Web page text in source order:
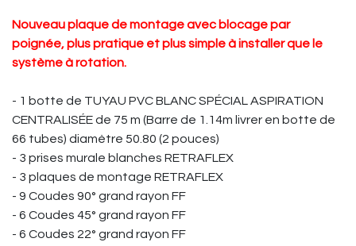
Nouveau plaque de montage avec blocage par
poignée, plus pratique et plus simple à installer que le
système à rotation.
- 1 botte de TUYAU PVC BLANC SPÉCIAL ASPIRATION
CENTRALISÉE de 75 m (Barre de 1.14m livrer en botte de
66 tubes) diamètre 50.80 (2 pouces)
- 3 prises murale blanches RETRAFLEX
- 3 plaques de montage RETRAFLEX
- 9 Coudes 90° grand rayon FF
- 6 Coudes 45° grand rayon FF
- 6 Coudes 22° grand rayon FF